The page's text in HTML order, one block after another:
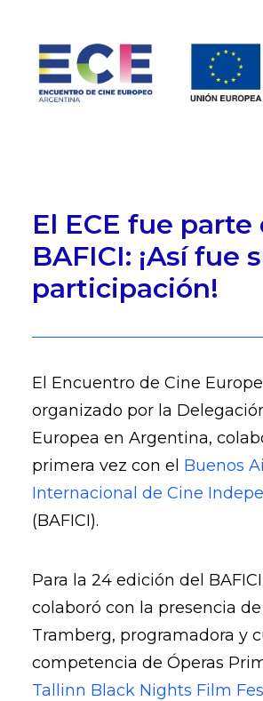
PROGRAMACIÓN
FUNCIONES PRESENCIALES
EVENTOS ESPECIALES
NOTICIAS
El ECE fue parte
BAFICI: ¡Así fue
participación!
El Encuentro de Cine
organizado por la
Europea en Argentina,
primera vez con el Buenos
Internacional de Cine
(BAFICI).
Para la 24 edición del
colaboró con la presencia
Tramberg, programadora y
competencia de Óperas
Tallinn Black Nights Film